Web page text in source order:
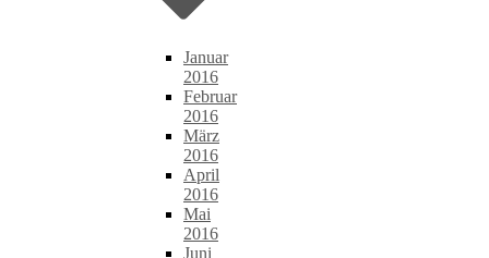
Januar
2016
Februar
2016
März
2016
April
2016
Mai
2016
Juni